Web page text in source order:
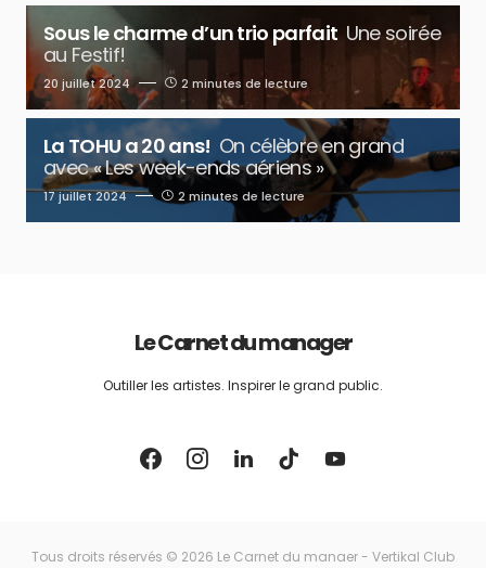
Sous le charme d’un trio parfait Une soirée
au Festif!
20 juillet 2024 2 minutes de lecture
La TOHU a 20 ans! On célèbre en grand
avec « Les week-ends aériens »
17 juillet 2024 2 minutes de lecture
Le Carnet du manager
Outiller les artistes. Inspirer le grand public.
Tous droits réservés © 2026 Le Carnet du manaer - Vertikal Club